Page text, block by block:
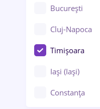
București
Cluj-Napoca
Timișoara
Iași (Iași)
Constanța